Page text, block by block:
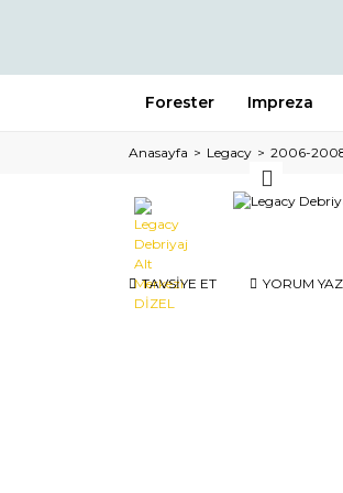
Forester Impreza
Anasayfa Legacy 2006-
TAVSİYE ET YORUM YAZ